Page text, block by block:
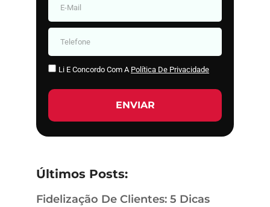
Li E Concordo Com A Política De Privacidade
ENVIAR
Últimos Posts:
Fidelização De Clientes: 5 Dicas